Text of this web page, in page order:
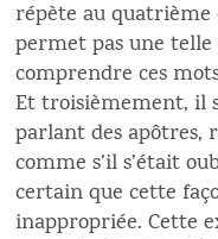
répète au
permet pas une
comprendre ces
Et troisièmement, il
parlant des
comme s’il s’était
certain que cette
inappropriée. Cette